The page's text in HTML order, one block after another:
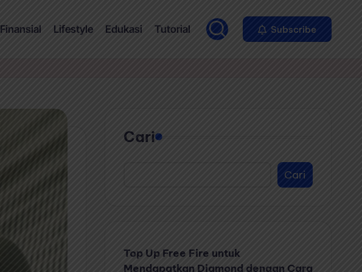
Finansial Lifestyle Edukasi Tutorial Subscribe
Cari
Cari
Top Up Free Fire untuk
Mendapatkan Diamond dengan Cara